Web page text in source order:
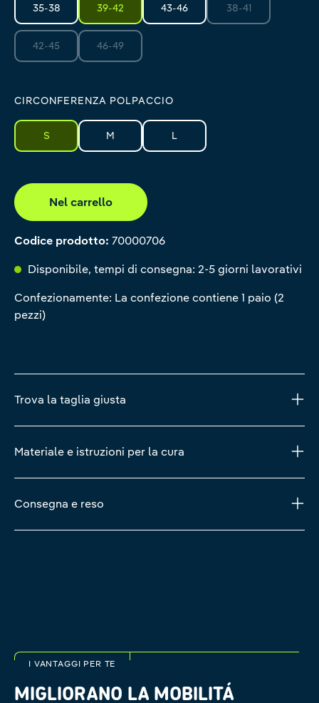
35-38 39-42 43-46 38-41(Questa opzione
42-45(Questa opzione non è al momento disponibile.)
46-49(Questa opzione non è al momento disponibile.)
CIRCONFERENZA POLPACCIO
S M L
Nel carrello
Codice prodotto: 70000706
Disponibile, tempi di consegna: 2-5 giorni lavorativi
Confezionamente: La confezione contiene 1 paio (2
pezzi)
Trova la taglia giusta
Materiale e istruzioni per la cura
Consegna e reso
I VANTAGGI PER TE
MIGLIORANO LA MOBILITÁ